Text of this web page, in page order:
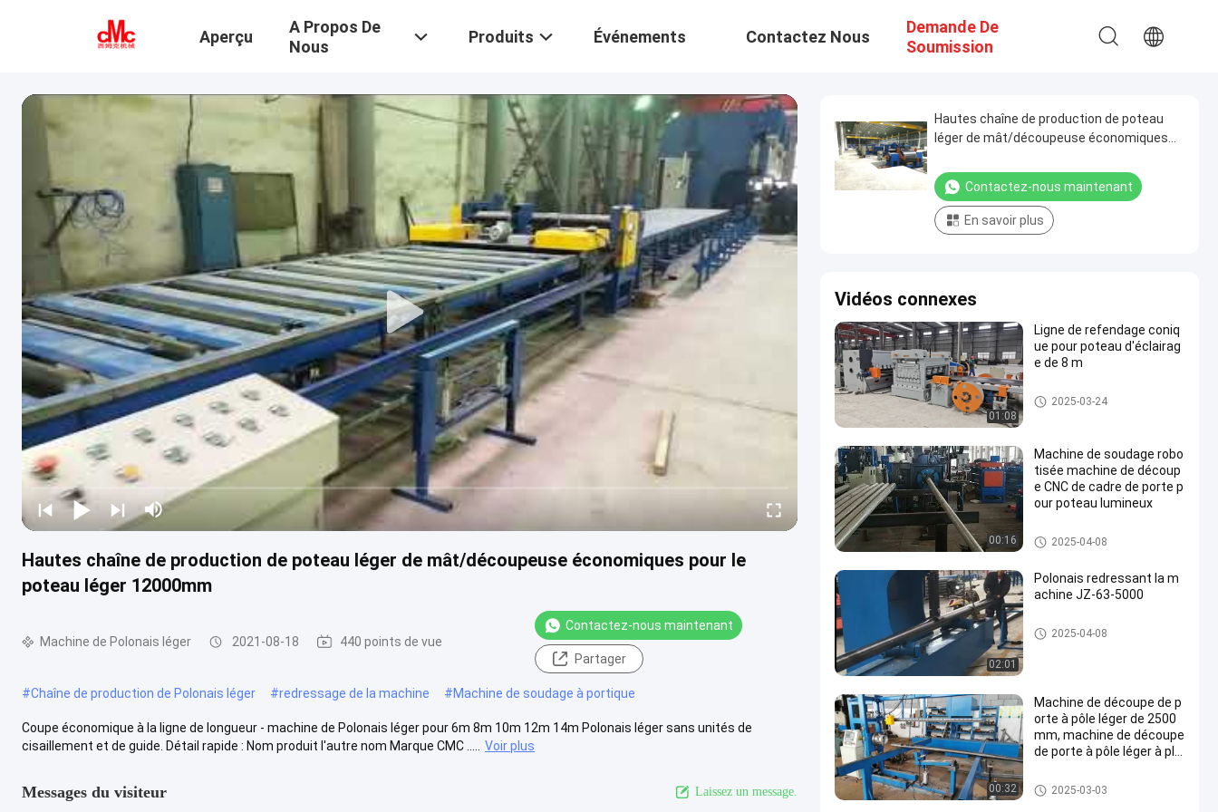
Aperçu
A Propos De
Nous
Produits Événements Contactez Nous
Demande De
Soumission
Hautes chaîne de production de poteau léger de mât/découpeuse économiques pour le
poteau léger 12000mm
Machine de Polonais léger 2021-08-18 440 points de vue
Contactez-nous maintenant
Partager
#Chaîne de production de Polonais léger #redressage de la machine #Machine de soudage à portique
Coupe économique à la ligne de longueur - machine de Polonais léger pour 6m 8m 10m 12m 14m Polonais léger sans unités de
cisaillement et de guide. Détail rapide : Nom produit l'autre nom Marque CMC .....
Voir plus
Messages du visiteur Laissez un message.
Hautes chaîne de production de poteau
léger de mât/découpeuse économiques
Contactez-nous maintenant
En savoir plus
Vidéos connexes
01:08
Ligne de refendage coniq
ue pour poteau d'éclairag
e de 8 m
Machine de Polonais léger
2025-03-24
00:16
Machine de soudage robo
tisée machine de découp
e CNC de cadre de porte p
our poteau lumineux
Machine de soudure robotique
2025-04-08
02:01
Polonais redressant la m
achine JZ-63-5000
Polonais redressant la machi
ne
2025-04-08
00:32
Machine de découpe de p
orte à pôle léger de 2500
mm, machine de découpe
de porte à pôle léger à pla
Machine de Polonais léger
2025-03-03